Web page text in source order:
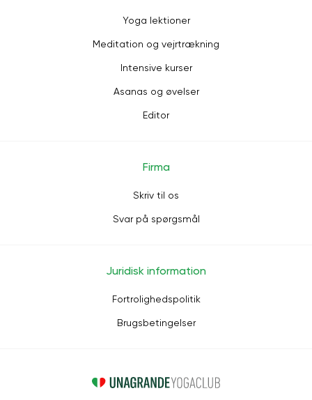
Yoga lektioner
Meditation og vejrtrækning
Intensive kurser
Asanas og øvelser
Editor
Firma
Skriv til os
Svar på spørgsmål
Juridisk information
Fortrolighedspolitik
Brugsbetingelser